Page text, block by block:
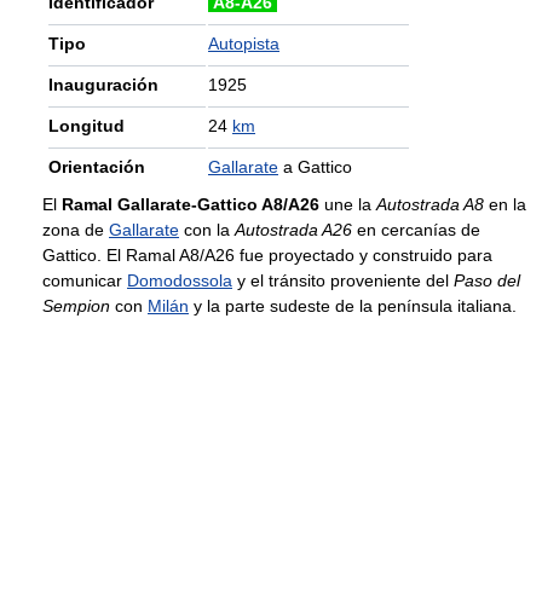
Tipo Autopista
Inauguración 1925
Longitud 24 km
Orientación Gallarate a Gattico
El Ramal Gallarate-Gattico A8/A26 une la Autostrada A8 en la
zona de Gallarate con la Autostrada A26 en cercanías de
Gattico. El Ramal A8/A26 fue proyectado y construido para
comunicar Domodossola y el tránsito proveniente del Paso del
Sempion con Milán y la parte sudeste de la península italiana.